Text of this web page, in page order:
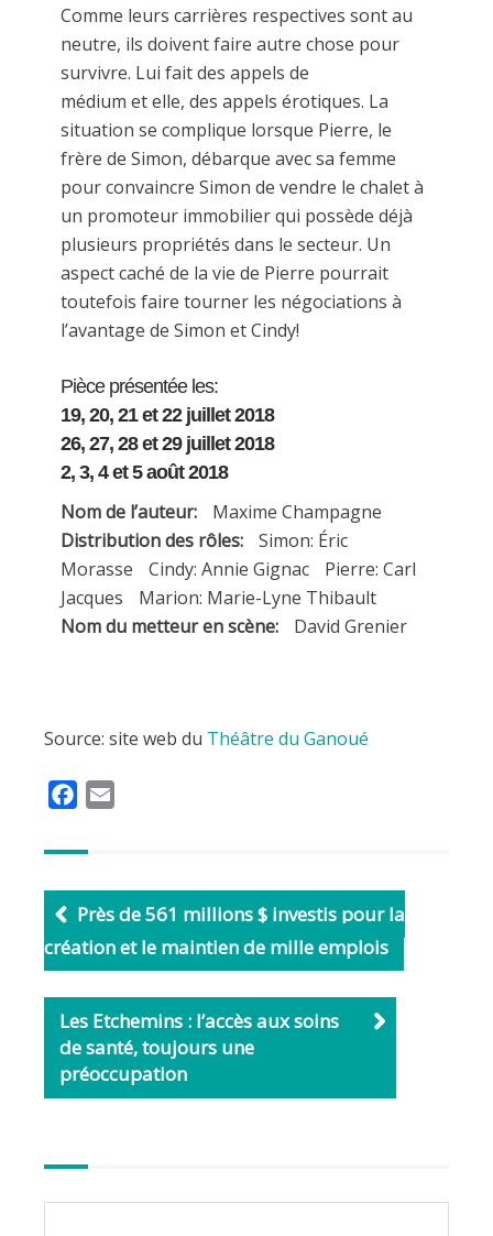
Comme leurs carrières respectives sont au
neutre, ils doivent faire autre chose pour
survivre. Lui fait des appels de
médium et elle, des appels érotiques. La
situation se complique lorsque Pierre, le
frère de Simon, débarque avec sa femme
pour convaincre Simon de vendre le chalet à
un promoteur immobilier qui possède déjà
plusieurs propriétés dans le secteur. Un
aspect caché de la vie de Pierre pourrait
toutefois faire tourner les négociations à
l’avantage de Simon et Cindy!
Pièce présentée les:
19, 20, 21 et 22 juillet 2018
26, 27, 28 et 29 juillet 2018
2, 3, 4 et 5 août 2018
Nom de l’auteur: Maxime Champagne
Distribution des rôles: Simon: Éric
Morasse Cindy: Annie Gignac Pierre: Carl
Jacques Marion: Marie-Lyne Thibault
Nom du metteur en scène: David Grenier
Source: site web du Théâtre du Ganoué
c
b
o
o
k
Près de 561 millions $ investis pour la
création et le maintien de mille emplois
Les Etchemins : l’accès aux soins
de santé, toujours une
préoccupation
articles